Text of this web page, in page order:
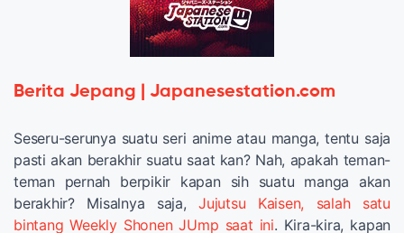
Berita Jepang | Japanesestation.com
Seseru-serunya suatu seri anime atau manga, tentu saja
pasti akan berakhir suatu saat kan? Nah, apakah teman-
teman pernah berpikir kapan sih suatu manga akan
berakhir? Misalnya saja,Jujutsu Kaisen, salah satu
bintang Weekly Shonen JUmp saat ini. Kira-kira, kapan